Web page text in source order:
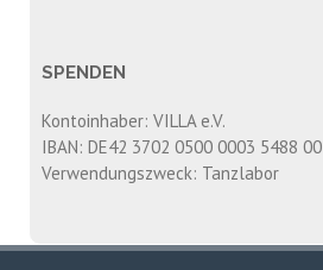
SPENDEN
Kontoinhaber: VILLA e.V.
IBAN: DE42 3702 0500 0003 5488 00
Verwendungszweck: Tanzlabor